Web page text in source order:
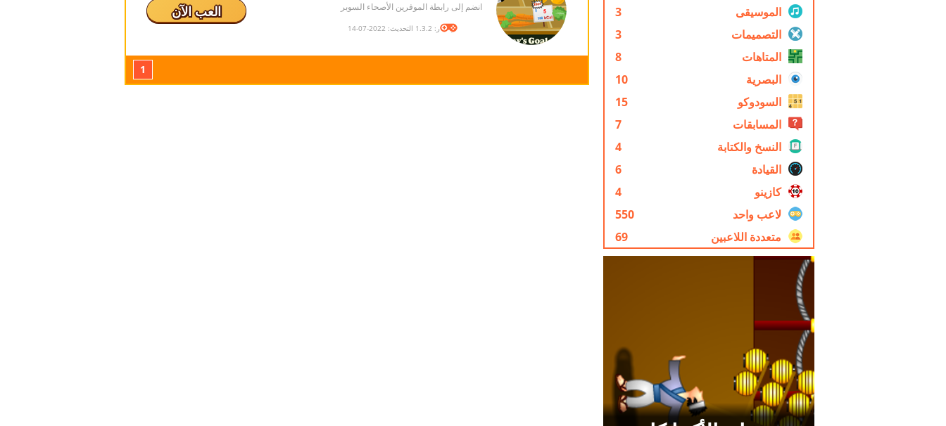
الموسيقى
3
التصميمات
3
المتاهات
8
البصرية
10
السودوكو
15
المسابقات
7
النسخ والكتابة
4
القيادة
6
كازينو
4
لاعب واحد
550
متعددة اللاعبين
69
انضم إلى رابطة الموفرين الأصحاء السوبر
الإصدار: 1.3.2 التحديث: 2022-07-14
العب الآن
1